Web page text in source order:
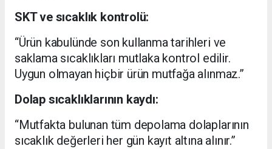
SKT ve sıcaklık kontrolü:
“Ürün kabulünde son kullanma tarihleri ve
saklama sıcaklıkları mutlaka kontrol edilir.
Uygun olmayan hiçbir ürün mutfağa alınmaz.”
Dolap sıcaklıklarının kaydı:
“Mutfakta bulunan tüm depolama dolaplarının
sıcaklık değerleri her gün kayıt altına alınır.”